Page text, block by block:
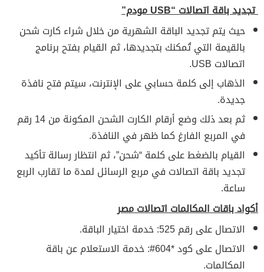
تجديد باقة اتصالات “USBمودم”
حيث يتم تجديد الباقة الشهرية من خلال شراء كارت شحن
بالقيمة التي تُمكنك بتجديدها، ثم القيام بفتح برنامج
اتصالات USB.
الذهاب إلى كلمة حسابي على الإنترنت، سيتم فتح نافذة
جديدة.
ثم بعد ذلك وضع أرقام الكارت الشحن المكونة من 14 رقم
في المربع الفارغ كما ظهر في النافذة.
القيام بالضغط على كلمة “شحن”، ثم انتظار رسالة تأكيد
تجديد باقة اتصالات في مربع الرسائل لمدة ما تقارب الربع
ساعة.
أكواد باقات المكالمات اتصالات مصر
الاتصال على رقم 525: خدمة اختيار الباقة.
الاتصال على كود *604#: خدمة الاستعلام عن باقة
المكالمات.